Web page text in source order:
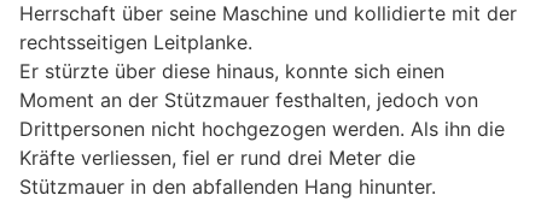
Herrschaft über seine Maschine und kollidierte mit der
rechtsseitigen Leitplanke.
Er stürzte über diese hinaus, konnte sich einen
Moment an der Stützmauer festhalten, jedoch von
Drittpersonen nicht hochgezogen werden. Als ihn die
Kräfte verliessen, fiel er rund drei Meter die
Stützmauer in den abfallenden Hang hinunter.